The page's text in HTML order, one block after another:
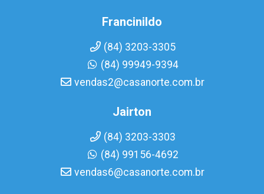
Francinildo
(84) 3203-3305
(84) 99949-9394
vendas2@casanorte.com.br
Jairton
(84) 3203-3303
(84) 99156-4692
vendas6@casanorte.com.br